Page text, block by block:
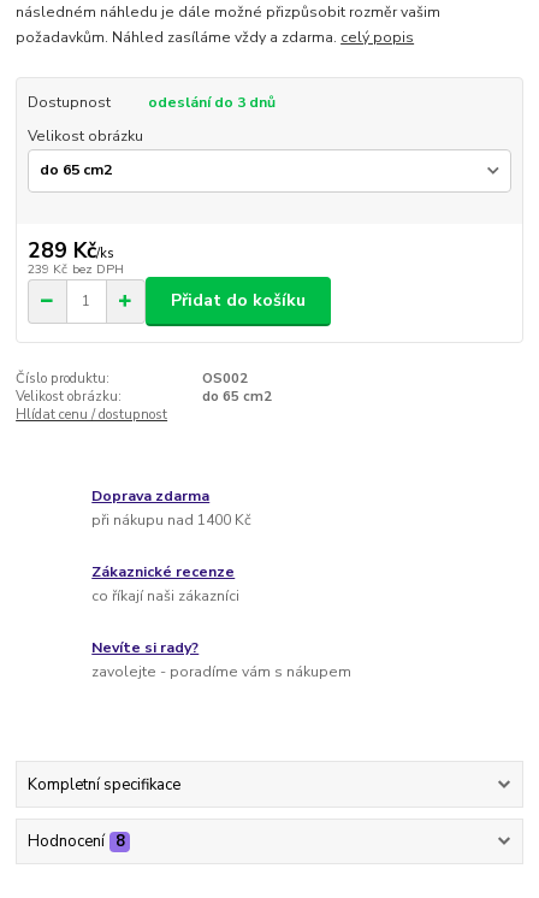
následném náhledu je dále možné přizpůsobit rozměr vašim
požadavkům. Náhled zasíláme vždy a zdarma. celý popis
Dostupnost
odeslání do 3 dnů
Velikost obrázku
289 Kč/ks
239 Kč bez DPH
Přidat do košíku
Číslo produktu:
OS002
Velikost obrázku:
do 65 cm2
Hlídat cenu / dostupnost
Doprava zdarma
při nákupu nad 1400 Kč
Zákaznické recenze
co říkají naši zákazníci
Nevíte si rady?
zavolejte - poradíme vám s nákupem
Kompletní specifikace
Hodnocení 8